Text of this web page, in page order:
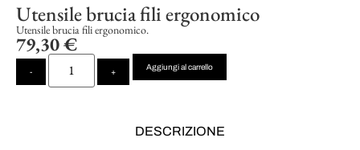
Utensile brucia fili ergonomico
Utensile brucia fili ergonomico.
79,30€
- +
Aggiungi al carrello
DESCRIZIONE